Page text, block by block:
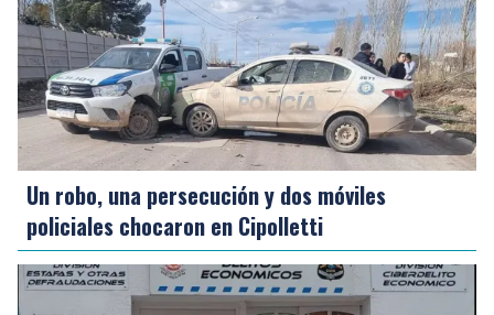
Un robo, una persecución y dos móviles
policiales chocaron en Cipolletti